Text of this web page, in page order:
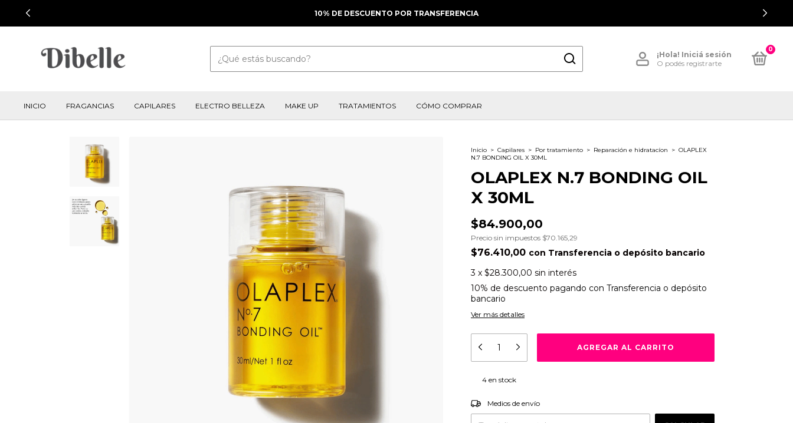
10% DE DESCUENTO POR TRANSFERENCIA
¡Hola! Iniciá sesión
O podés registrarte
0
INICIO FRAGANCIAS CAPILARES ELECTRO BELLEZA MAKE UP TRATAMIENTOS CÓMO COMPRAR
Inicio > Capilares > Por tratamiento > Reparación e hidratacíon > OLAPLEX
N.7 BONDING OIL X 30ML
OLAPLEX N.7 BONDING OIL
X 30ML
$84.900,00
Precio sin impuestos $70.165,29
$76.410,00 con Transferencia o depósito bancario
3 x $28.300,00 sin interés
10% de descuento pagando con Transferencia o depósito
bancario
Ver más detalles
4en stock
Entregas para el CP:
Medios de envío